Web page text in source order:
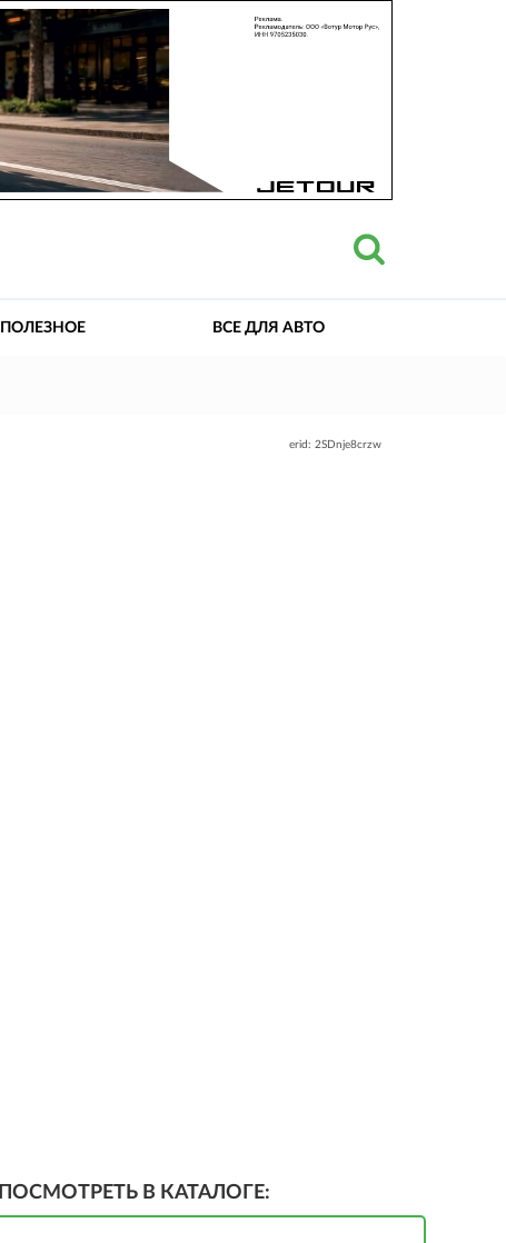
ПОЛЕЗНОЕ ВСЕ ДЛЯ АВТО
erid: 2SDnje8crzw
ПОСМОТРЕТЬ В КАТАЛОГЕ: